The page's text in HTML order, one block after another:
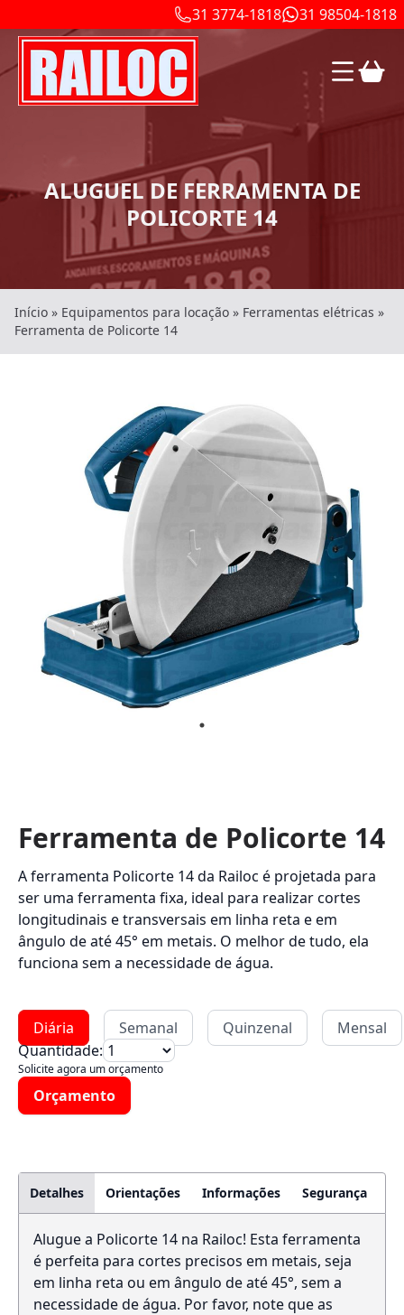
31 3774-1818 31 98504-1818
ALUGUEL DE FERRAMENTA DE
POLICORTE 14
Início » Equipamentos para locação » Ferramentas elétricas »
Ferramenta de Policorte 14
Ferramenta de Policorte 14
A ferramenta Policorte 14 da Railoc é projetada para
ser uma ferramenta fixa, ideal para realizar cortes
longitudinais e transversais em linha reta e em
ângulo de até 45° em metais. O melhor de tudo, ela
funciona sem a necessidade de água.
Diária Semanal Quinzenal
Mensal
Quantidade:
Solicite agora um orçamento
Orçamento
Detalhes Orientações Informações Segurança
Alugue a Policorte 14 na Railoc! Esta ferramenta
é perfeita para cortes precisos em metais, seja
em linha reta ou em ângulo de até 45°, sem a
necessidade de água. Por favor, note que as